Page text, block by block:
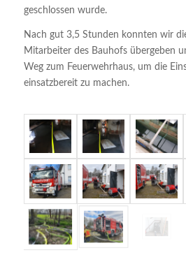
geschlossen wurde.
Nach gut 3,5 Stunden konnten wir
Mitarbeiter des Bauhofs übergeben
Weg zum Feuerwehrhaus, um die
einsatzbereit zu machen.